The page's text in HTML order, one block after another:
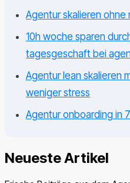
Agentur skalieren
10h woche sparen
tagesgeschaft bei
Agentur lean skalieren
weniger stress
Agentur onboarding in
Neueste Artikel